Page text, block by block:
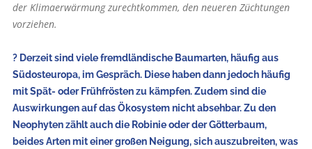
der Klimaerwärmung zurechtkommen, den neueren Züchtungen
vorziehen.
? Derzeit sind viele fremdländische Baumarten, häufig aus
Südosteuropa, im Gespräch. Diese haben dann jedoch häufig
mit Spät- oder Frühfrösten zu kämpfen. Zudem sind die
Auswirkungen auf das Ökosystem nicht absehbar. Zu den
Neophyten zählt auch die Robinie oder der Götterbaum,
beides Arten mit einer großen Neigung, sich auszubreiten, was